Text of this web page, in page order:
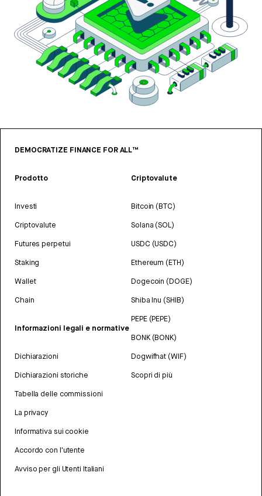
DEMOCRATIZE FINANCE FOR ALL™
Prodotto
Investi
Criptovalute
Futures perpetui
Staking
Wallet
Chain
Informazioni legali e normative
Dichiarazioni
Dichiarazioni storiche
Tabella delle commissioni
La privacy
Informativa sui cookie
Accordo con l'utente
Avviso per gli Utenti Italiani
Criptovalute
Bitcoin (BTC)
Solana (SOL)
USDC (USDC)
Ethereum (ETH)
Dogecoin (DOGE)
Shiba Inu (SHIB)
PEPE (PEPE)
BONK (BONK)
Dogwifhat (WIF)
Scopri di più